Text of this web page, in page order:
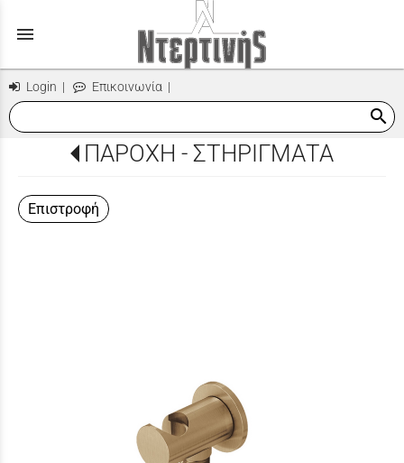
menu
Login | Επικοινωνία |
search
ΠΑΡΟΧΗ - ΣΤΗΡΙΓΜΑΤΑ
Επιστροφή